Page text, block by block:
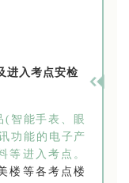
进入考点安检
(智能手表、眼
功能的电子产
等进入考点。
楼等各考点楼